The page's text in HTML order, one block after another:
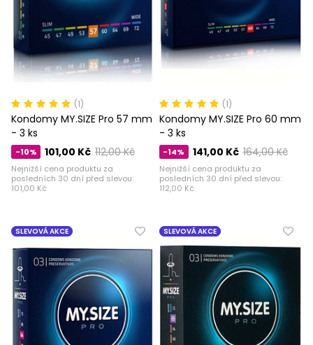
(1)
Kondomy MY.SIZE Pro 57 mm
- 3 ks
-10% 112,00 Kč
101,00 Kč
Nejnižší cena produktu za
posledních 30 dní před slevou:
101,00 Kč
(1)
Kondomy MY.SIZE Pro 60 mm
- 3 ks
-14% 164,00 Kč
141,00 Kč
Nejnižší cena produktu za
posledních 30 dní před slevou:
112,00 Kč
SLEVOVÁ AKCE SLEVOVÁ AKCE